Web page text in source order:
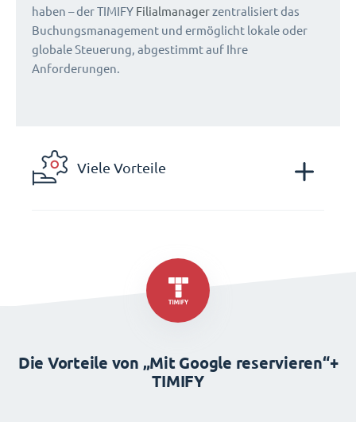
haben – der TIMIFY Filialmanagerzentralisiert das
Buchungsmanagement und ermöglicht lokale oder
globale Steuerung, abgestimmt auf Ihre
Anforderungen.
Viele Vorteile
Die Vorteile von „Mit Google reservieren“+
TIMIFY